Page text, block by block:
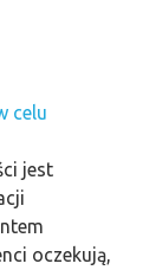
celu
jest
oczekują,